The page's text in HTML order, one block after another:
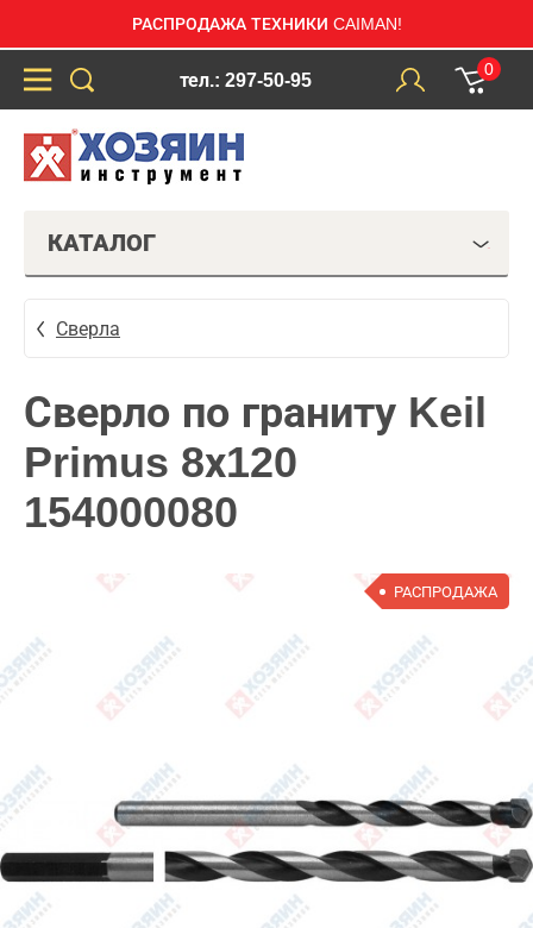
РАСПРОДАЖА ТЕХНИКИ CAIMAN!
тел.: 297-50-95
0
КАТАЛОГ
Сверла
Сверло по граниту Keil
Primus 8х120
154000080
РАСПРОДАЖА